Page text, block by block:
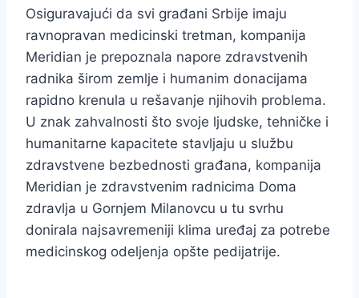
Osiguravajući da svi građani Srbije imaju
ravnopravan medicinski tretman, kompanija
Meridian je prepoznala napore zdravstvenih
radnika širom zemlje i humanim donacijama
rapidno krenula u rešavanje njihovih problema.
U znak zahvalnosti što svoje ljudske, tehničke i
humanitarne kapacitete stavljaju u službu
zdravstvene bezbednosti građana, kompanija
Meridian je zdravstvenim radnicima Doma
zdravlja u Gornjem Milanovcu u tu svrhu
donirala najsavremeniji klima uređaj za potrebe
medicinskog odeljenja opšte pedijatrije.